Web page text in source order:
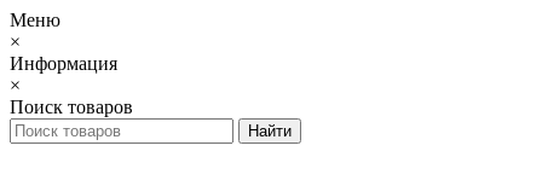
Меню
×
Информация
×
Поиск товаров